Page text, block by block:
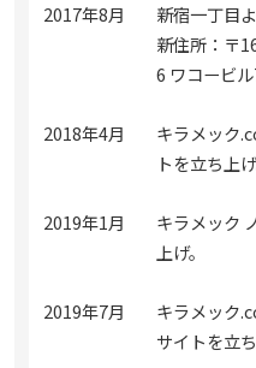
2017年8月
新宿一丁目
新住所：〒
6 ワコービ
2018年4月
キラメック
トを立ち上げ
2019年1月
キラメック
上げ。
2019年7月
キラメック
サイトを立ち